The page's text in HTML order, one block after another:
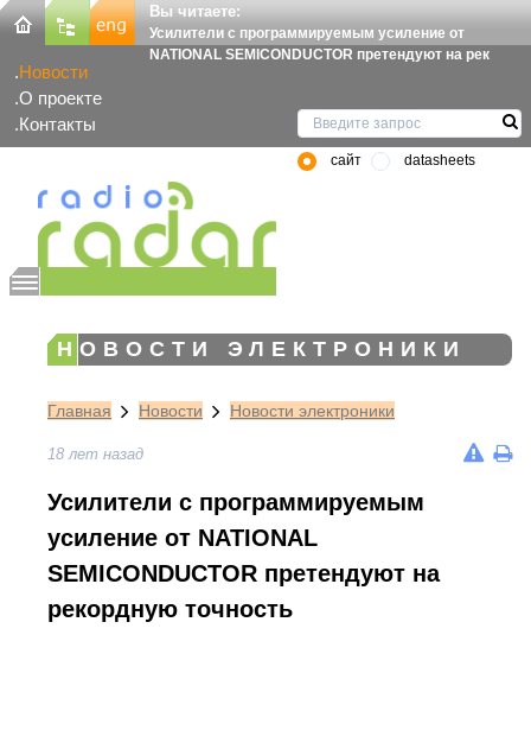
Вы читаете:
Усилители с программируемым усиление от
NATIONAL SEMICONDUCTOR претендуют на рек
Новости
О проекте
Контакты
сайт datasheets
НОВОСТИ ЭЛЕКТРОНИКИ
Главная Новости Новости электроники
18 лет назад
Усилители с программируемым
усиление от NATIONAL
SEMICONDUCTOR претендуют на
рекордную точность